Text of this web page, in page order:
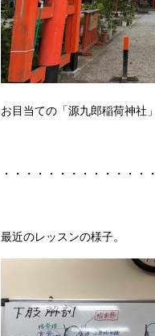
お目当ての「源九郎稲荷神社
・・・・・・・・・・・・・
最近のレッスンの様子。